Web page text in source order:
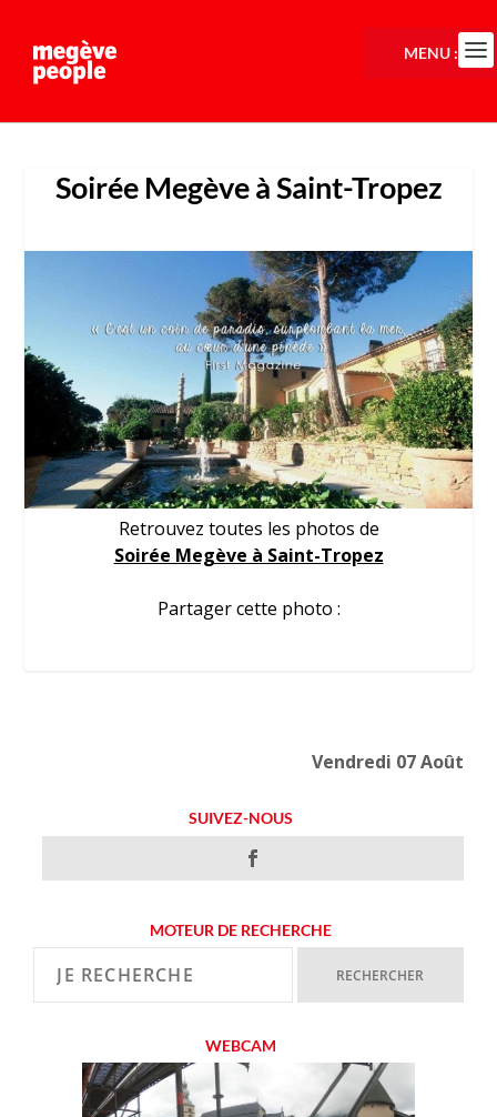
Soirée Megève à Saint-Tropez
Retrouvez toutes les photos de
Soirée Megève à Saint-Tropez
Partager cette photo :
Vendredi 07 Août
SUIVEZ-NOUS
MOTEUR DE RECHERCHE
WEBCAM
MENU :